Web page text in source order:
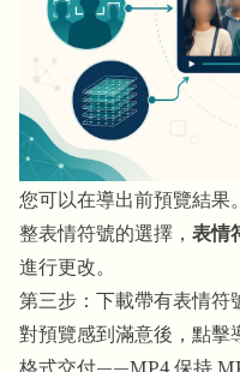
您可以在導出前預覽結果
整表情符號的選擇， 表情
進行更改。
第三步：下載帶有表情符
對預覽感到滿意後，點擊